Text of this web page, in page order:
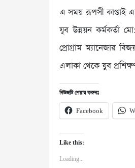
এ সময় রূপসী কাপ্তাই
যুব উন্নয়ন কর্মকর্তা
প্রোগ্রাম ম্যানেজার
এলাকা থেকে যুব
নিউজটি শেয়ার করুনঃ
Facebook
Like this:
Loading...